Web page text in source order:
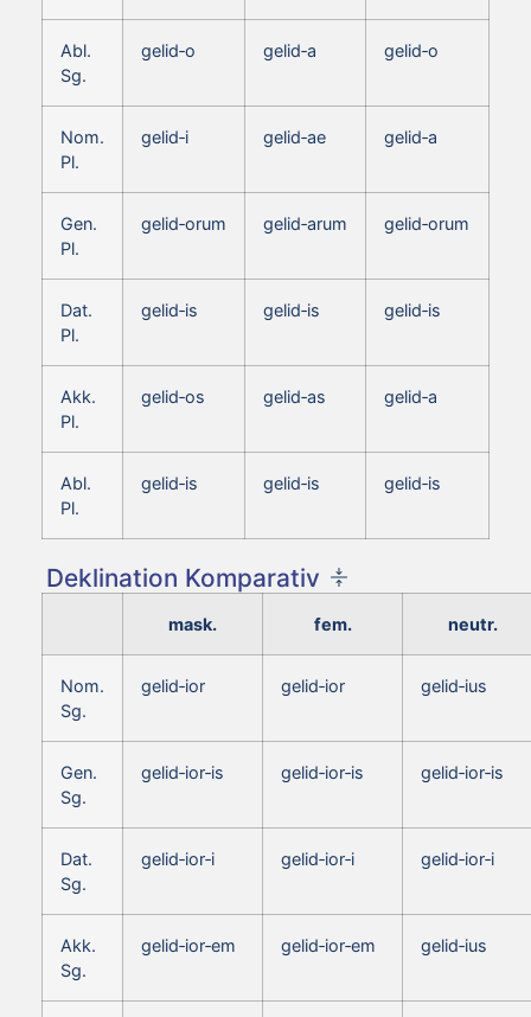
Abl.
Sg.
gelid‑o gelid‑a gelid‑o
Nom.
Pl.
gelid‑i gelid‑ae gelid‑a
Gen.
Pl.
gelid‑orum gelid‑arum gelid‑orum
Dat.
Pl.
gelid‑is gelid‑is gelid‑is
Akk.
Pl.
gelid‑os gelid‑as gelid‑a
Abl.
Pl.
gelid‑is gelid‑is gelid‑is
Deklination Komparativ
mask. fem. neutr.
Nom.
Sg.
gelid‑ior gelid‑ior gelid‑ius
Gen.
Sg.
gelid‑ior‑is gelid‑ior‑is gelid‑ior‑is
Dat.
Sg.
gelid‑ior‑i gelid‑ior‑i gelid‑ior‑i
Akk.
Sg.
gelid‑ior‑em gelid‑ior‑em gelid‑ius